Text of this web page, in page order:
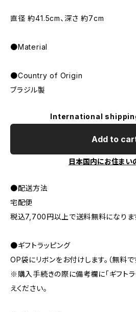
直径 約41.5cm、深さ 約7cm
●Material
●Country of Origin
ブラジル製
International
Add to
日本国内にお住まい
●配送方法
宅配便
税込7,700円以上で送料無料になりま
●ギフトラッピング
OP袋にリボンをお付けします。（無料で
※購入手続きの際に備考欄に「ギフトラ
えください。